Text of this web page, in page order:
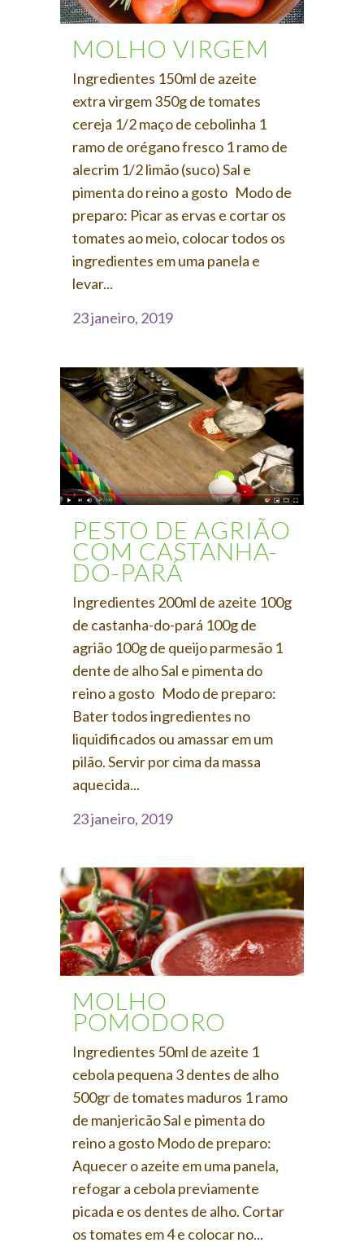
MOLHO VIRGEM
Ingredientes 150ml de azeite
extra virgem 350g de tomates
cereja 1/2 maço de cebolinha 1
ramo de orégano fresco 1 ramo de
alecrim 1/2 limão (suco) Sal e
pimenta do reino a gosto Modo de
preparo: Picar as ervas e cortar os
tomates ao meio, colocar todos os
ingredientes em uma panela e
levar...
23 janeiro, 2019
PESTO DE AGRIÃO
COM CASTANHA-
DO-PARÁ
Ingredientes 200ml de azeite 100g
de castanha-do-pará 100g de
agrião 100g de queijo parmesão 1
dente de alho Sal e pimenta do
reino a gosto Modo de preparo:
Bater todos ingredientes no
liquidificados ou amassar em um
pilão. Servir por cima da massa
aquecida...
23 janeiro, 2019
MOLHO
POMODORO
Ingredientes 50ml de azeite 1
cebola pequena 3 dentes de alho
500gr de tomates maduros 1 ramo
de manjericão Sal e pimenta do
reino a gosto Modo de preparo:
Aquecer o azeite em uma panela,
refogar a cebola previamente
picada e os dentes de alho. Cortar
os tomates em 4 e colocar no...